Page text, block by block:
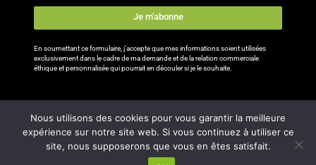
Je m'abonne
En soumettant ce formulaire, j’accepte que mes informations soient utilisées
exclusivement dans le cadre de ma demande et de la relation commerciale
éthique et personnalisée qui pourrait en découler si je le souhaite.
Réalisé avec par Im’plante ta marque
Nous utilisons des cookies pour vous garantir la meilleure
expérience sur notre site web. Si vous continuez à utiliser ce
site, nous supposerons que vous en êtes satisfait.